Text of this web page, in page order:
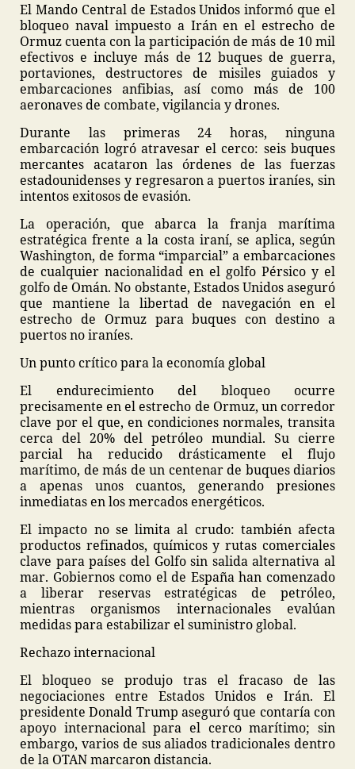
El Mando Central de Estados Unidos informó que el
bloqueo naval impuesto a Irán en el estrecho de
Ormuz cuenta con la participación de más de 10 mil
efectivos e incluye más de 12 buques de guerra,
portaviones, destructores de misiles guiados y
embarcaciones anfibias, así como más de 100
aeronaves de combate, vigilancia y drones.
Durante las primeras 24 horas, ninguna
embarcación logró atravesar el cerco: seis buques
mercantes acataron las órdenes de las fuerzas
estadounidenses y regresaron a puertos iraníes, sin
intentos exitosos de evasión.
La operación, que abarca la franja marítima
estratégica frente a la costa iraní, se aplica, según
Washington, de forma “imparcial” a embarcaciones
de cualquier nacionalidad en el golfo Pérsico y el
golfo de Omán. No obstante, Estados Unidos aseguró
que mantiene la libertad de navegación en el
estrecho de Ormuz para buques con destino a
puertos no iraníes.
Un punto crítico para la economía global
El endurecimiento del bloqueo ocurre
precisamente en el estrecho de Ormuz, un corredor
clave por el que, en condiciones normales, transita
cerca del 20% del petróleo mundial. Su cierre
parcial ha reducido drásticamente el flujo
marítimo, de más de un centenar de buques diarios
a apenas unos cuantos, generando presiones
inmediatas en los mercados energéticos.
El impacto no se limita al crudo: también afecta
productos refinados, químicos y rutas comerciales
clave para países del Golfo sin salida alternativa al
mar. Gobiernos como el de España han comenzado
a liberar reservas estratégicas de petróleo,
mientras organismos internacionales evalúan
medidas para estabilizar el suministro global.
Rechazo internacional
El bloqueo se produjo tras el fracaso de las
negociaciones entre Estados Unidos e Irán. El
presidente Donald Trump aseguró que contaría con
apoyo internacional para el cerco marítimo; sin
embargo, varios de sus aliados tradicionales dentro
de la OTAN marcaron distancia.